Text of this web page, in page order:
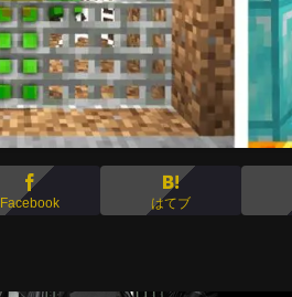
Facebook はてブ